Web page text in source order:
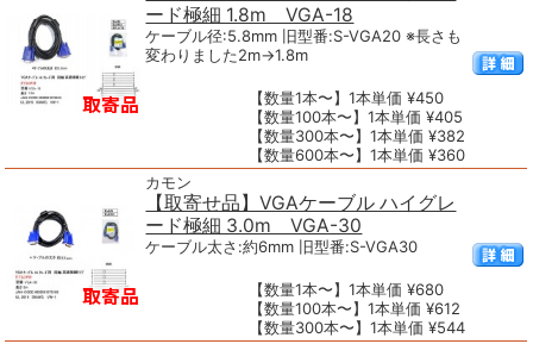
ード極細 1.8m VGA-18
ケーブル径:5.8mm 旧型番:S-VGA20 ※長さも
変わりました2m→1.8m
【数量1本〜】1本単価 ¥450
【数量100本〜】1本単価 ¥405
【数量300本〜】1本単価 ¥382
【数量600本〜】1本単価 ¥360
カモン
【取寄せ品】VGAケーブル ハイグレ
ード極細 3.0m VGA-30
ケーブル太さ:約6mm 旧型番:S-VGA30
【数量1本〜】1本単価 ¥680
【数量100本〜】1本単価 ¥612
【数量300本〜】1本単価 ¥544